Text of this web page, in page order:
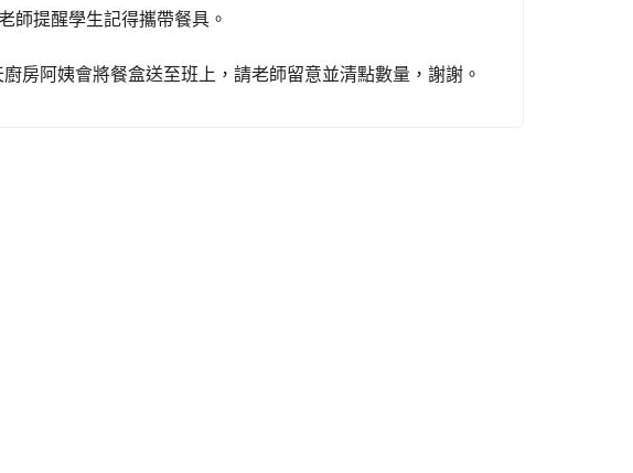
師提醒學生記得攜帶餐具。
廚房阿姨會將餐盒送至班上，請老師留意並清點數量，謝謝。